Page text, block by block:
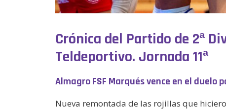
Crónica del Partido de 2ª
Teldeportivo. Jornada 11ª
Almagro FSF Marqués vence en el duelo
Nueva remontada de las rojillas que